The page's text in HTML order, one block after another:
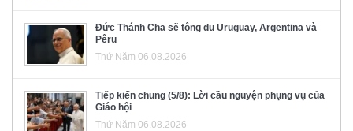
Đức Thánh Cha sẽ tông du Uruguay, Argentina và
Pêru
Thứ Năm 06.08.2026
Tiếp kiến chung (5/8): Lời cầu nguyện phụng vụ của
Giáo hội
Thứ Năm 06.08.2026